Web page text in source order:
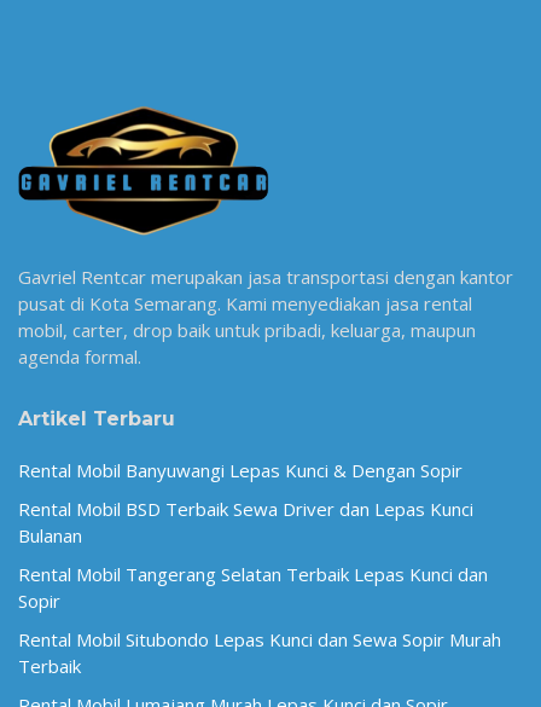
Gavriel Rentcar merupakan jasa transportasi dengan kantor
pusat di Kota Semarang. Kami menyediakan jasa rental
mobil, carter, drop baik untuk pribadi, keluarga, maupun
agenda formal.
Artikel Terbaru
Rental Mobil Banyuwangi Lepas Kunci & Dengan Sopir
Rental Mobil BSD Terbaik Sewa Driver dan Lepas Kunci
Bulanan
Rental Mobil Tangerang Selatan Terbaik Lepas Kunci dan
Sopir
Rental Mobil Situbondo Lepas Kunci dan Sewa Sopir Murah
Terbaik